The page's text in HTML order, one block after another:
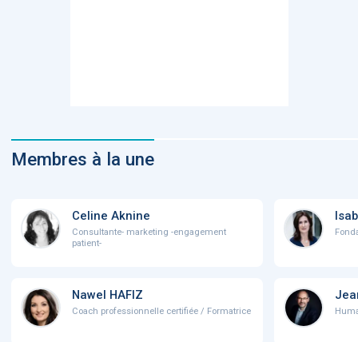
Membres à la une
Celine Aknine
Consultante- marketing -engagement
patient-
Nawel HAFIZ
Coach professionnelle certifiée / Formatrice